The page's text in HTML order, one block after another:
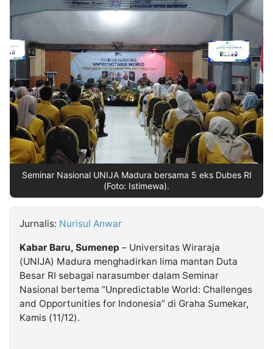
Partner
Insight
NTB
Suara
Time
Lens
IDN
Daily
Jogja
Jalan
Rakyat
Idealita
News
Kita
Notice
Dinamikapost.com
Radar
Baru
Seedbacklink
Follow
Kabarbaru
Kabarbaru.co
2026
Seminar Nasional UNIJA Madura bersama 5 eks Dubes RI
(Foto: Istimewa).
Jurnalis: Nurisul Anwar
Kabar Baru, Sumenep – Universitas Wiraraja
(UNIJA) Madura menghadirkan lima mantan Duta
Besar RI sebagai narasumber dalam Seminar
Nasional bertema “Unpredictable World: Challenges
and Opportunities for Indonesia” di Graha Sumekar,
Kamis (11/12).